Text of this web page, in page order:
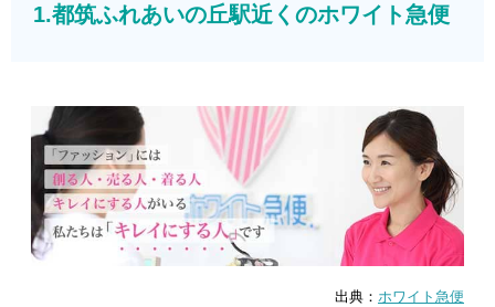
1.都筑ふれあいの丘駅近くのホワイト急便
出典： ホワイト急便